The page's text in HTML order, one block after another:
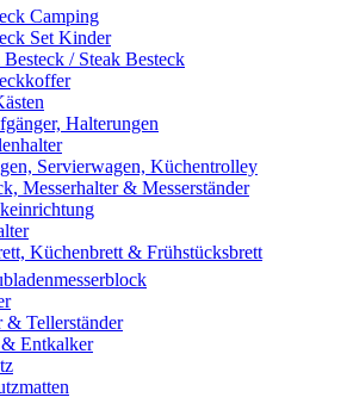
Camping
Set Kinder
/ Steak Besteck
Halterungen
Servierwagen, Küchentrolley
Messerhalter & Messerständer
Küchenbrett & Frühstücksbrett
& Tellerständer
Entkalker